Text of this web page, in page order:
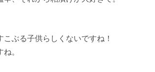
ぶる子供らしくないですね！
。